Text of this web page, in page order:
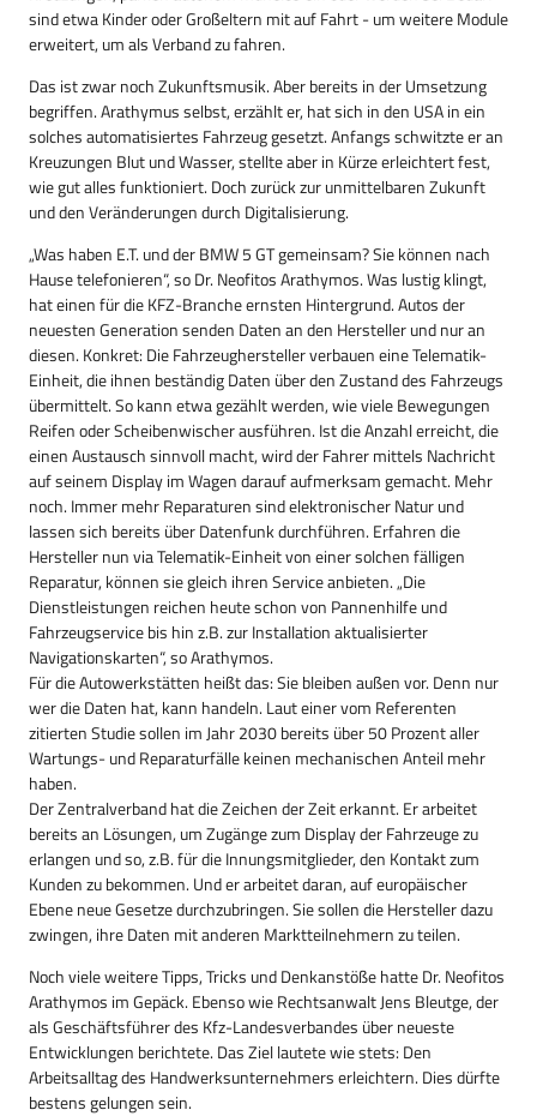
sind etwa Kinder oder Großeltern mit auf Fahrt - um weitere Module
erweitert, um als Verband zu fahren.
Das ist zwar noch Zukunftsmusik. Aber bereits in der Umsetzung
begriffen. Arathymus selbst, erzählt er, hat sich in den USA in ein
solches automatisiertes Fahrzeug gesetzt. Anfangs schwitzte er an
Kreuzungen Blut und Wasser, stellte aber in Kürze erleichtert fest,
wie gut alles funktioniert. Doch zurück zur unmittelbaren Zukunft
und den Veränderungen durch Digitalisierung.
„Was haben E.T. und der BMW 5 GT gemeinsam? Sie können nach
Hause telefonieren“, so Dr. Neofitos Arathymos. Was lustig klingt,
hat einen für die KFZ-Branche ernsten Hintergrund. Autos der
neuesten Generation senden Daten an den Hersteller und nur an
diesen. Konkret: Die Fahrzeughersteller verbauen eine Telematik-
Einheit, die ihnen beständig Daten über den Zustand des Fahrzeugs
übermittelt. So kann etwa gezählt werden, wie viele Bewegungen
Reifen oder Scheibenwischer ausführen. Ist die Anzahl erreicht, die
einen Austausch sinnvoll macht, wird der Fahrer mittels Nachricht
auf seinem Display im Wagen darauf aufmerksam gemacht. Mehr
noch. Immer mehr Reparaturen sind elektronischer Natur und
lassen sich bereits über Datenfunk durchführen. Erfahren die
Hersteller nun via Telematik-Einheit von einer solchen fälligen
Reparatur, können sie gleich ihren Service anbieten. „Die
Dienstleistungen reichen heute schon von Pannenhilfe und
Fahrzeugservice bis hin z.B. zur Installation aktualisierter
Navigationskarten“, so Arathymos.
Für die Autowerkstätten heißt das: Sie bleiben außen vor. Denn nur
wer die Daten hat, kann handeln. Laut einer vom Referenten
zitierten Studie sollen im Jahr 2030 bereits über 50 Prozent aller
Wartungs- und Reparaturfälle keinen mechanischen Anteil mehr
haben.
Der Zentralverband hat die Zeichen der Zeit erkannt. Er arbeitet
bereits an Lösungen, um Zugänge zum Display der Fahrzeuge zu
erlangen und so, z.B. für die Innungsmitglieder, den Kontakt zum
Kunden zu bekommen. Und er arbeitet daran, auf europäischer
Ebene neue Gesetze durchzubringen. Sie sollen die Hersteller dazu
zwingen, ihre Daten mit anderen Marktteilnehmern zu teilen.
Noch viele weitere Tipps, Tricks und Denkanstöße hatte Dr. Neofitos
Arathymos im Gepäck. Ebenso wie Rechtsanwalt Jens Bleutge, der
als Geschäftsführer des Kfz-Landesverbandes über neueste
Entwicklungen berichtete. Das Ziel lautete wie stets: Den
Arbeitsalltag des Handwerksunternehmers erleichtern. Dies dürfte
bestens gelungen sein.